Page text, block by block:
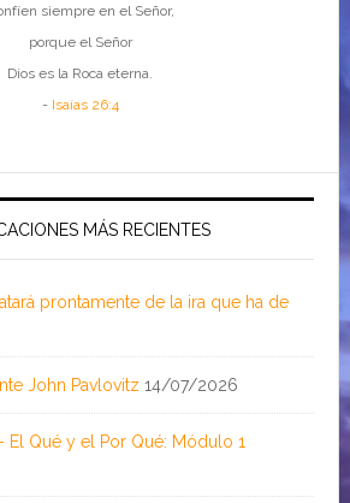
siempre en el Señor,
porque el Señor
Dios es la Roca eterna.
- Isaías 26:4
MÁS RECIENTES
prontamente de la ira que ha de
John Pavlovitz 14/07/2026
El Qué y el Por Qué: Módulo 1